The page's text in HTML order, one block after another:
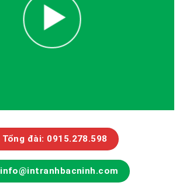
Tổng đài: 0915.278.598
info@intranhbacninh.com